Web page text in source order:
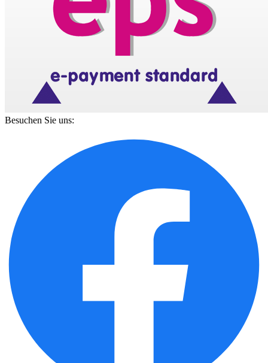
Besuchen Sie uns: